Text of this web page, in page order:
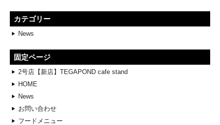
カテゴリー
News
固定ページ
2号店【新店】TEGAPOND cafe stand
HOME
News
お問い合わせ
フードメニュー